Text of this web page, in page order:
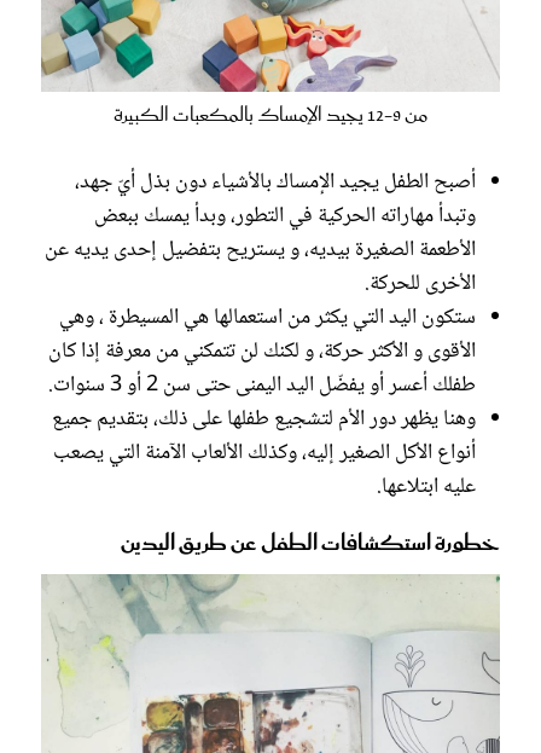
من 9-12 يجيد الإمساك بالمكعبات الكبيرة
أصبح الطفل يجيد الإمساك بالأشياء دون بذل أيّ جهد،
وتبدأ مهاراته الحركية في التطور، وبدأ يمسك ببعض
الأطعمة الصغيرة بيديه، و يستريح بتفضيل إحدى يديه عن
الأخرى للحركة.
ستكون اليد التي يكثر من استعمالها هي المسيطرة ، وهي
الأقوى و الأكثر حركة، و لكنك لن تتمكني من معرفة إذا كان
طفلك أعسر أو يفضّل اليد اليمنى حتى سن 2 أو 3 سنوات.
وهنا يظهر دور الأم لتشجيع طفلها على ذلك، بتقديم جميع
أنواع الأكل الصغير إليه، وكذلك الألعاب الآمنة التي يصعب
عليه ابتلاعها.
خطورة استكشافات الطفل عن طريق اليدين